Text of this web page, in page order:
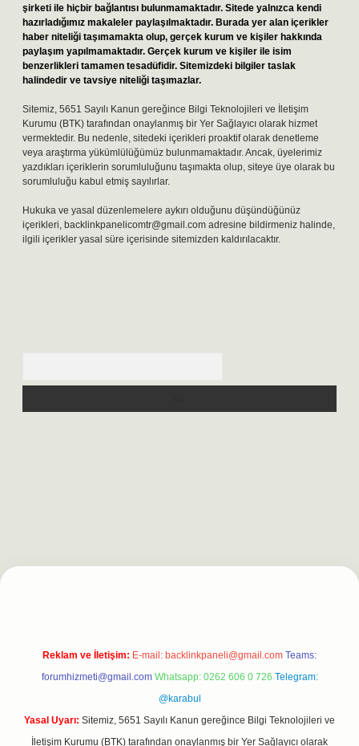
şirketi ile hiçbir bağlantısı bulunmamaktadır. Sitede yalnızca kendi
hazırladığımız makaleler paylaşılmaktadır. Burada yer alan içerikler
haber niteliği taşımamakta olup, gerçek kurum ve kişiler hakkında
paylaşım yapılmamaktadır. Gerçek kurum ve kişiler ile isim
benzerlikleri tamamen tesadüfidir. Sitemizdeki bilgiler taslak
halindedir ve tavsiye niteliği taşımazlar.
Sitemiz, 5651 Sayılı Kanun gereğince Bilgi Teknolojileri ve İletişim
Kurumu (BTK) tarafından onaylanmış bir Yer Sağlayıcı olarak hizmet
vermektedir. Bu nedenle, sitedeki içerikleri proaktif olarak denetleme
veya araştırma yükümlülüğümüz bulunmamaktadır. Ancak, üyelerimiz
yazdıkları içeriklerin sorumluluğunu taşımakta olup, siteye üye olarak bu
sorumluluğu kabul etmiş sayılırlar.
Hukuka ve yasal düzenlemelere aykırı olduğunu düşündüğünüz
içerikleri, backlinkpanelicomtr@gmail.com adresine bildirmeniz halinde,
ilgili içerikler yasal süre içerisinde sitemizden kaldırılacaktır.
casinohttps://betexpergiris.casino/betexpergir.net
Reklam ve İletişim: E-mail: backlinkpaneli@gmail.com Teams:
forumhizmeti@gmail.com Whatsapp: 0262 606 0 726 Telegram:
@karabul
Yasal Uyarı: Sitemiz, 5651 Sayılı Kanun gereğince Bilgi Teknolojileri ve
İletişim Kurumu (BTK) tarafından onaylanmış bir Yer Sağlayıcı olarak